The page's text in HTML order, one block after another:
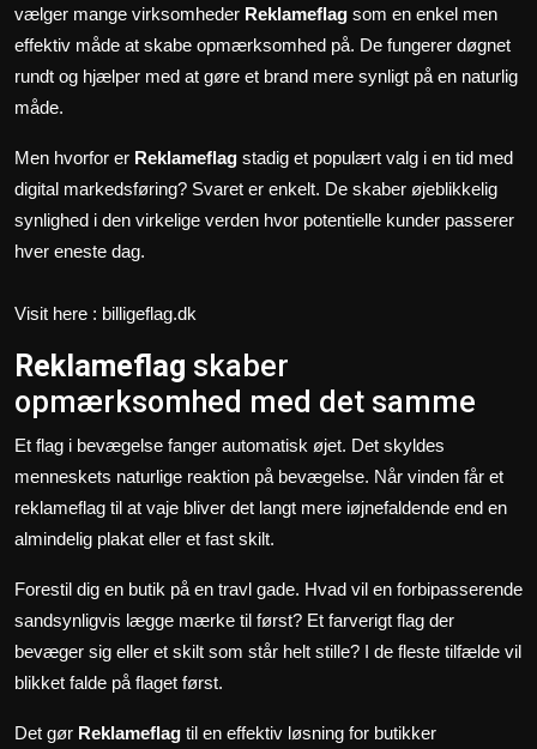
vælger mange virksomheder Reklameflag som en enkel men
effektiv måde at skabe opmærksomhed på. De fungerer døgnet
rundt og hjælper med at gøre et brand mere synligt på en naturlig
måde.
Men hvorfor er Reklameflag stadig et populært valg i en tid med
digital markedsføring? Svaret er enkelt. De skaber øjeblikkelig
synlighed i den virkelige verden hvor potentielle kunder passerer
hver eneste dag.
Visit here : billigeflag.dk
Reklameflag skaber
opmærksomhed med det samme
Et flag i bevægelse fanger automatisk øjet. Det skyldes
menneskets naturlige reaktion på bevægelse. Når vinden får et
reklameflag til at vaje bliver det langt mere iøjnefaldende end en
almindelig plakat eller et fast skilt.
Forestil dig en butik på en travl gade. Hvad vil en forbipasserende
sandsynligvis lægge mærke til først? Et farverigt flag der
bevæger sig eller et skilt som står helt stille? I de fleste tilfælde vil
blikket falde på flaget først.
Det gør Reklameflag til en effektiv løsning for butikker